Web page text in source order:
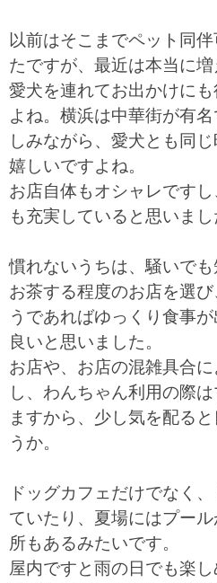
以前はそこまでペット同
たですが、最近は本当に増
愛犬を連れてお出かけに
よね。横浜は中華街が有
しみながら、愛犬とも同
嬉しいですよね。
お店自体もオシャレです
も充実していると思いまし
慣れないうちは、騒いで
お茶する程度のお店を選
うであればゆっくり食事
良いと思いました。
お店や、お店の混雑具合
し、わんちゃん利用の際
ますから、少し気を配る
うか。
ドッグカフェだけでなく
ていたり、夏場にはプー
所もあるみたいです。
屋内ですと雨の日でも楽